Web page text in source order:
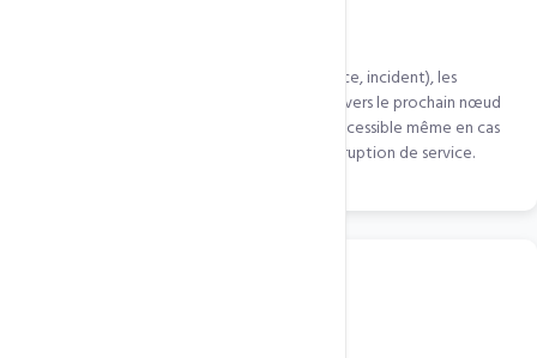
Si un nœud CDN est indisponible (maintenance, incident), les
requêtes sont automatiquement redirigées vers le prochain nœud
disponible le plus proche. Votre site reste accessible même en cas
de panne d'un point de présence. Zéro interruption de service.